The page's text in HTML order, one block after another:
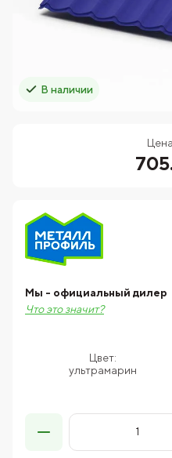
В наличии
Цвет:
ультрамарин
Мы - официальный дилер
Что это значит?